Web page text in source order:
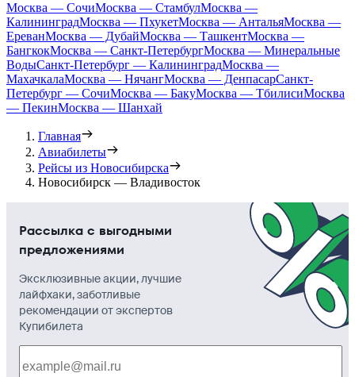
Москва — СочиМосква — СтамбулМосква —
КалининградМосква — ПхукетМосква — АнтальяМосква —
ЕреванМосква — ДубайМосква — ТашкентМосква —
БангкокМосква — Санкт-ПетербургМосква — Минеральные
ВодыСанкт-Петербург — КалининградМосква —
МахачкалаМосква — НячангМосква — ДенпасарСанкт-
Петербург — СочиМосква — БакуМосква — ТбилисиМосква
— ПекинМосква — Шанхай
Главная
Авиабилеты
Рейсы из Новосибирска
Новосибирск — Владивосток
Рассылка с выгодными
предложениями
Эксклюзивные акции, лучшие
лайфхаки, заботливые
рекомендации от экспертов
Купибилета